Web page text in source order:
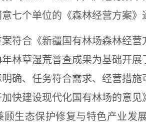
七个单位的《森林经营方案》
符合《新疆国有林场森林经
年林草湿荒普查成果为基础开
确、任务符合需求、经营措
快建设现代化国有林场的意
生态保护修复与特色产业发